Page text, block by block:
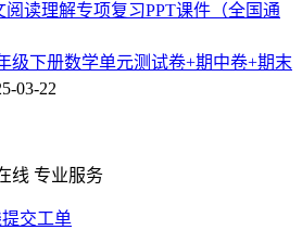
阅读理解专项复习PPT课件（全国通
级下册数学单元测试卷+期中卷+期末
03-22
线 专业服务
交工单